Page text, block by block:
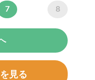
7 8
見る